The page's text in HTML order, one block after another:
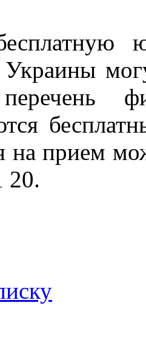
перечень
на прием
20.